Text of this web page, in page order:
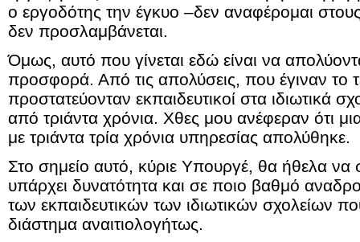
ο εργοδότης την έγκυο –δεν αναφέρομαι στους
δεν προσλαμβάνεται.
Όμως, αυτό που γίνεται εδώ είναι να
προσφορά. Από τις απολύσεις, που έγιναν το
προστατεύονταν εκπαιδευτικοί στα ιδιωτικά
από τριάντα χρόνια. Χθες μου ανέφεραν ότι
με τριάντα τρία χρόνια υπηρεσίας απολύθηκε.
Στο σημείο αυτό, κύριε Υπουργέ, θα ήθελα να
υπάρχει δυνατότητα και σε ποιο βαθμό
των εκπαιδευτικών των ιδιωτικών σχολείων
διάστημα αναιτιολογήτως.